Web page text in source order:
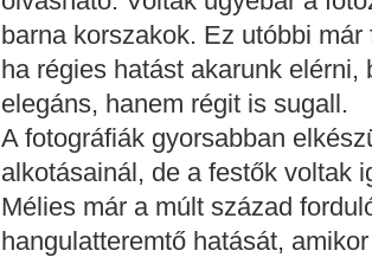
barna korszakok. Ez utóbbi
ha régies hatást akarunk
elegáns, hanem régit is sugall.
A fotográfiák gyorsabban
alkotásainál, de a festők voltak
Mélies már a múlt század
hangulatteremtő hatását,